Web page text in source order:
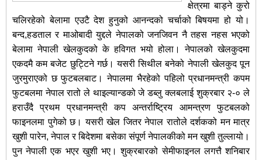
क्षेत्रमा बाड्ने कुरो
चलिरहेको बेलामा एउटै देश हुनुको आनन्दको चर्चाको बिषयमा हो यो।
बन्द,हडताल र माओबादी युद्दले नेपालको जनजिवन नै तहस नहस भएको
बेलामा नेपाली खेलकुदको के हविगत भयो होला। नेपालको खेलकुदमा
एकदमै कम बजेट छुट्टिने गर्छ। यसरी सिथील बनेको नेपाली खेलकुद पून
जुरमुराएको छ फुटबलबाट। नेपालमा भैरहेको पहिलो प्रधानमन्त्री कपम
फुटबलमा नेपाल रातो ले थाइल्यान्डको जे डब्लु क्लबलाई शुक्रबार २-० ले
हराउँदै प्रथम प्रधानमन्त्री कप अन्तर्राष्ट्रिय आमन्त्रण फुटबलको
फाइनलमा पुगेको छ। यसरी खेल जितर नेपाल रातोले दर्शकको मन मात्र
खुशी पारेन, नेपाल र बिदेशमा बसेका संपूर्ण नेपालकीको मन खुशी तुल्लायो।
पुन नेपाली एक भएर खुशी भए। शुक्रबारको सेमीफाइनल लगत्तै शनिबार